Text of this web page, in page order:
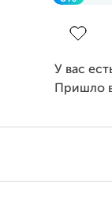
У вас
Пришло